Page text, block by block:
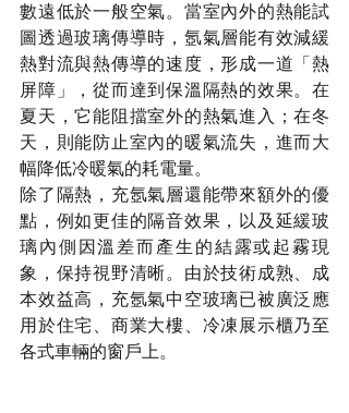
數遠低於一般空氣。當室內外的熱能試
圖透過玻璃傳導時，氬氣層能有效減緩
熱對流與熱傳導的速度，形成一道「熱
屏障」，從而達到保溫隔熱的效果。在
夏天，它能阻擋室外的熱氣進入；在冬
天，則能防止室內的暖氣流失，進而大
幅降低冷暖氣的耗電量。
除了隔熱，充氬氣層還能帶來額外的優
點，例如更佳的隔音效果，以及延緩玻
璃內側因溫差而產生的結露或起霧現
象，保持視野清晰。由於技術成熟、成
本效益高，充氬氣中空玻璃已被廣泛應
用於住宅、商業大樓、冷凍展示櫃乃至
各式車輛的窗戶上。